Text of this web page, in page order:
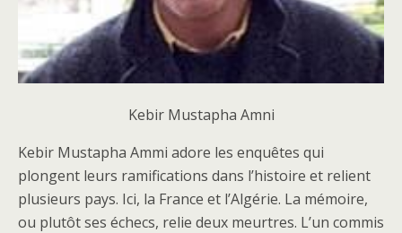
Kebir Mustapha Amni
Kebir Mustapha Ammi adore les enquêtes qui
plongent leurs ramifications dans l’histoire et relient
plusieurs pays. Ici, la France et l’Algérie. La mémoire,
ou plutôt ses échecs, relie deux meurtres. L’un commis